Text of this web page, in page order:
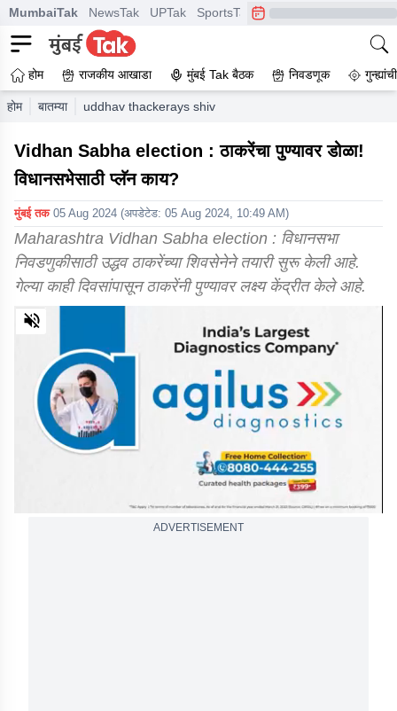
MumbaiTak NewsTak UPTak SportsTak CrimeTak
होम राजकीय आखाडा मुंबई Tak बैठक निवडणूक
होम बातम्या uddhav thackerays shiv sena aiming three assembly
Vidhan Sabha election : ठाकरेंचा पुण्यावर डोळा!
विधानसभेसाठी प्लॅन काय?
मुंबई तक 05 Aug 2024 (अपडेटेड: 05 Aug 2024, 10:49 AM)
Maharashtra Vidhan Sabha election : विधानसभा
निवडणुकीसाठी उद्धव ठाकरेंच्या शिवसेनेने तयारी सुरू केली आहे.
गेल्या काही दिवसांपासून ठाकरेंनी पुण्यावर लक्ष्य केंद्रीत केले आहे.
0
of
minutes,
seconds
ADVERTISEMENT